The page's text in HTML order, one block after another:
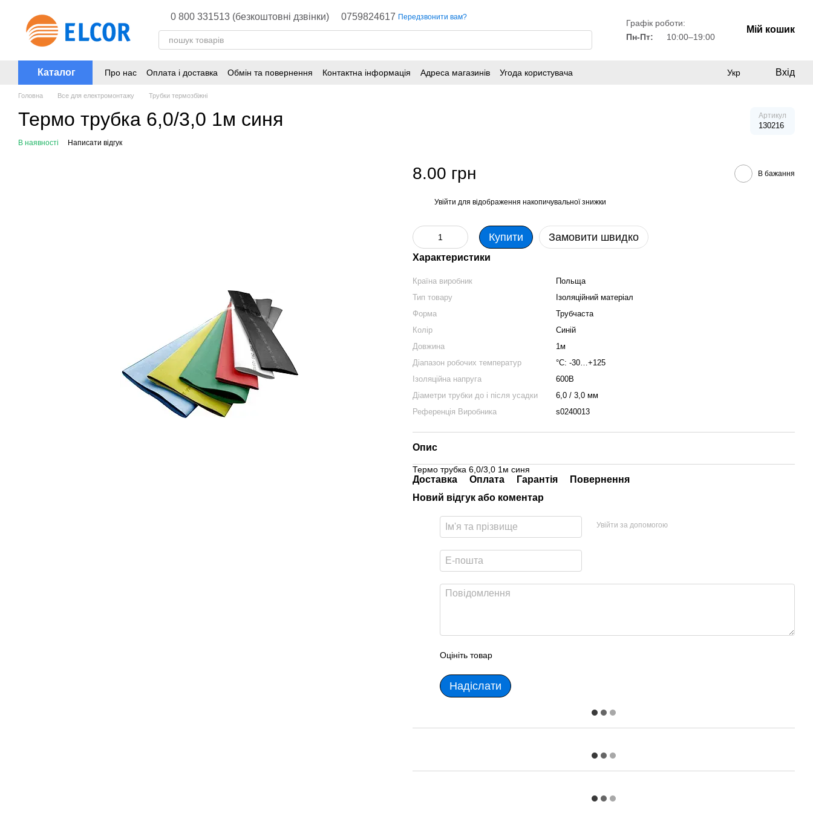
0 800 331513 (безкоштовні дзвінки) 0759824617 Передзвонити вам?
Графік роботи:
Пн-Пт:
10:00–19:00
Мій кошик
Каталог Про нас Оплата і доставка Обмін та повернення Контактна інформація Адреса магазинів Угода користувача Укр Вхід
Головна Все для електромонтажу Трубки термозбіжні
Термо трубка 6,0/3,0 1м синя Артикул
130216
В наявності Написати відгук
8.00 грн В бажання
Увійти для відображення накопичувальної знижки
Купити Замовити швидко
Характеристики
Країна виробник
Польща
Тип товару
Ізоляційний матеріал
Форма
Трубчаста
Колір
Синій
Довжина
1м
Діапазон робочих температур
°С: -30…+125
Ізоляційна напруга
600В
Діаметри трубки до і після усадки
6,0 / 3,0 мм
Референція Виробника
s0240013
Опис
Термо трубка 6,0/3,0 1м синя
Доставка Оплата Гарантія
Повернення
Новий відгук або коментар
Увійти за допомогою
Оцініть товар
Надіслати